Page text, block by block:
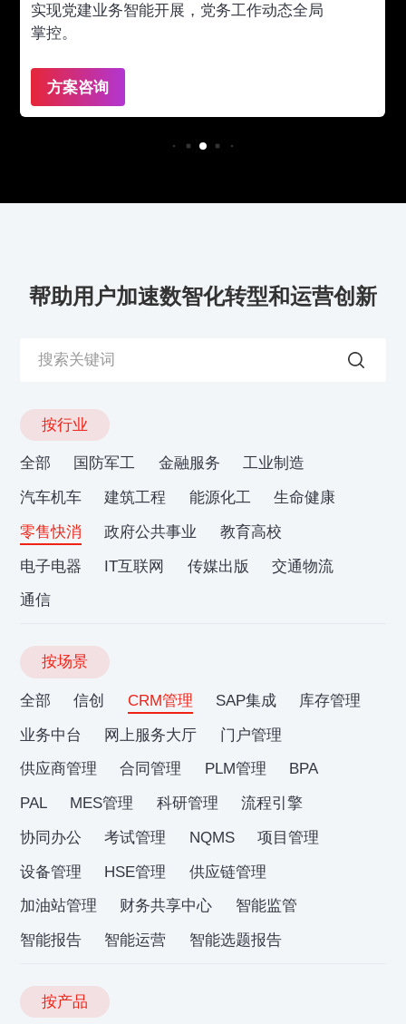
实现党建业务智能开展，党务工作动态全局
掌控。
方案咨询
帮助用户加速数智化转型和运营创新
按行业
全部 国防军工 金融服务
工业制造
汽车机车
建筑工程 能源化工
生命健康
零售快消
政府公共事业
教育高校
电子电器
IT互联网 传媒出版
交通物流
通信
按场景
全部 信创 CRM管理 SAP集成
库存管理
业务中台
网上服务大厅
门户管理
供应商管理
合同管理 PLM管理
BPA
PAL
MES管理 科研管理
流程引擎
协同办公
考试管理 NQMS
项目管理
设备管理
HSE管理
供应链管理
加油站管理
财务共享中心
智能监管
智能报告
智能运营 智能选题报告
按产品